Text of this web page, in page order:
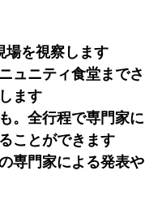
場を視察します
ュニティ食堂までさ
ます
。全行程で専門家に
ことができます
専門家による発表や